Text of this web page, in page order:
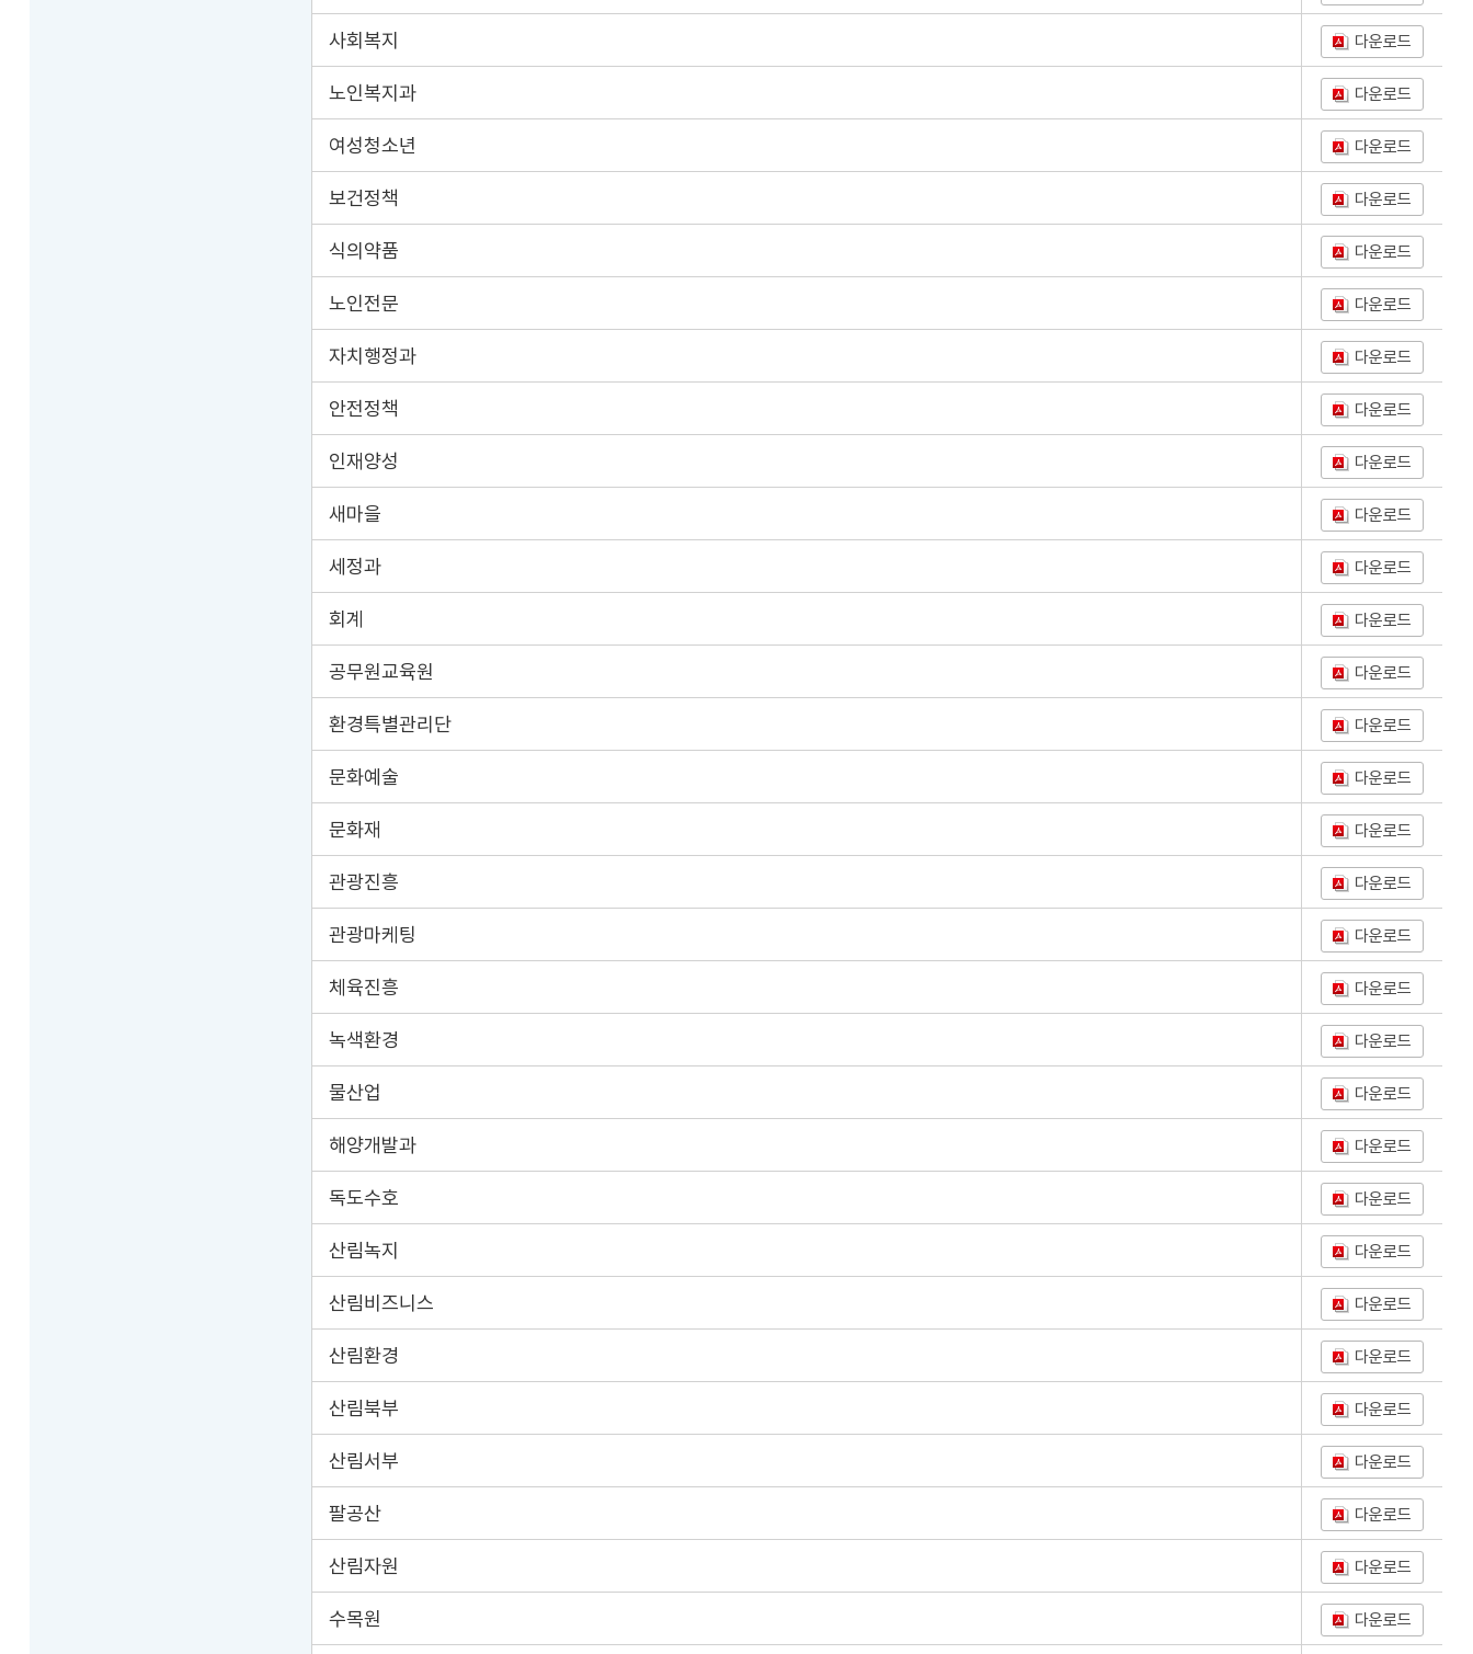
사회복지 다운로드
노인복지과 다운로드
여성청소년 다운로드
보건정책 다운로드
식의약품 다운로드
노인전문 다운로드
자치행정과 다운로드
안전정책 다운로드
인재양성 다운로드
새마을 다운로드
세정과 다운로드
회계 다운로드
공무원교육원 다운로드
환경특별관리단 다운로드
문화예술 다운로드
문화재 다운로드
관광진흥 다운로드
관광마케팅 다운로드
체육진흥 다운로드
녹색환경 다운로드
물산업 다운로드
해양개발과 다운로드
독도수호 다운로드
산림녹지 다운로드
산림비즈니스 다운로드
산림환경 다운로드
산림북부 다운로드
산림서부 다운로드
팔공산 다운로드
산림자원 다운로드
수목원 다운로드